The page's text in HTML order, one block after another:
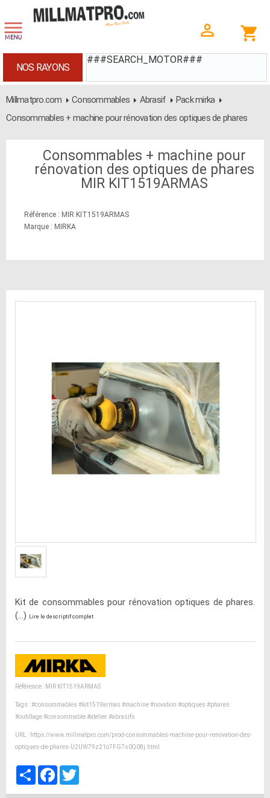
###SEARCH_MOTOR###
NOS RAYONS
Millmatpro.com Consommables Abrasif
Pack mirka
Consommables + machine pour rénovation des optiques de phares
Consommables + machine pour
rénovation des optiques de phares
MIR KIT1519ARMAS
Référence : MIR KIT1519ARMAS
Marque : MIRKA
Kit de consommables pour rénovation optiques de phares.
(...)
Lire le descriptif complet
Référence : MIR KIT1519ARMAS
Tags :#consommables #kit1519armas #machine#novation #optiques #phares
#outillage#consommable#atelier#abrasifs
URL : https://www.millmatpro.com/prod-consommables-machine-pour-renovation-des-
optiques-de-phares-U2UW79z21o7FG7s0Q08j.html
PartagerFacebook